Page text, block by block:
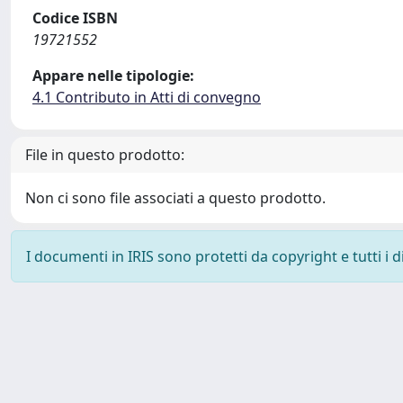
Codice ISBN
19721552
Appare nelle tipologie:
4.1 Contributo in Atti di convegno
File in questo prodotto:
Non ci sono file associati a questo prodotto.
I documenti in IRIS sono protetti da copyright e tutti i